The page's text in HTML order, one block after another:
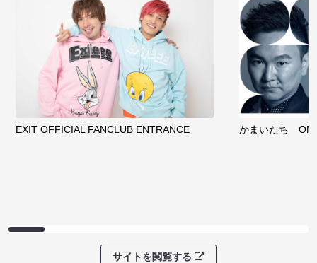
EXIT OFFICIAL FANCLUB ENTRANCE かまいたち
サイトを閲覧する